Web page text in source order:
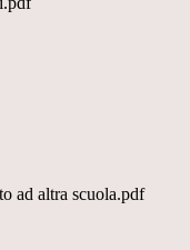
ad altra scuola.pdf